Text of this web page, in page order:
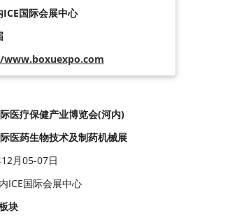
ICE国际会展中心
医疗保健产业博览会(河内)
医药生物技术及制药机械展
月05-07日
ICE国际会展中心
块